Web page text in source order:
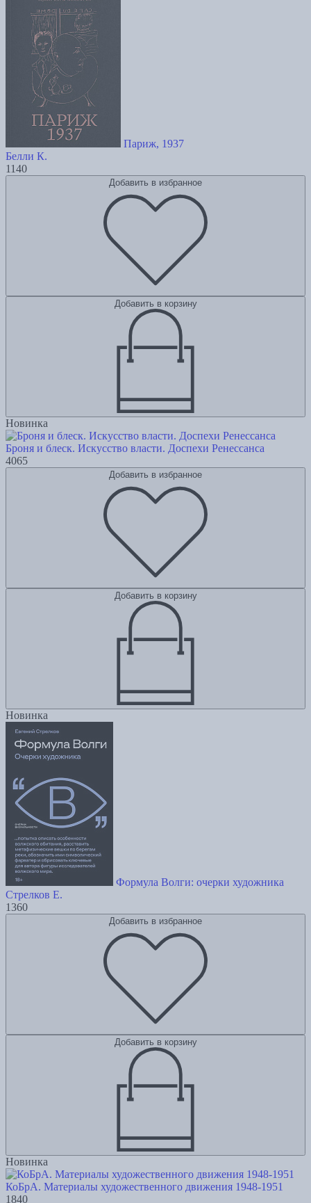
Париж, 1937
Белли К.
1140
Добавить в избранное
Добавить в корзину
Новинка
Броня и блеск. Искусство власти. Доспехи Ренессанса
4065
Добавить в избранное
Добавить в корзину
Новинка
Формула Волги: очерки художника
Стрелков Е.
1360
Добавить в избранное
Добавить в корзину
Новинка
КоБрА. Материалы художественного движения 1948-1951
1840